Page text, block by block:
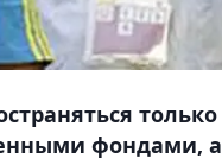
фондами,